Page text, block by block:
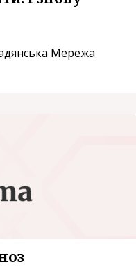
Мережа